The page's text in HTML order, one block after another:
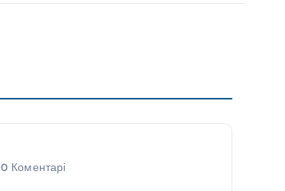
0 Коментарі